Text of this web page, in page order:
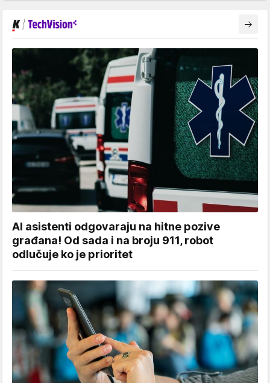
AI asistenti odgovaraju na hitne pozive
građana! Od sada i na broju 911, robot
odlučuje ko je prioritet